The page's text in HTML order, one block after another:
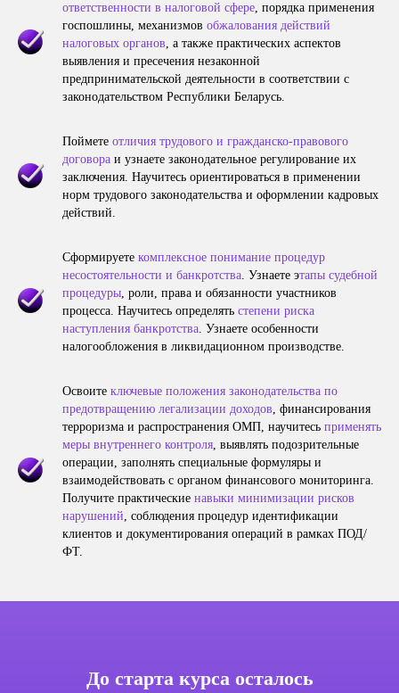
ответственности в налоговой сфере, порядка применения
госпошлины, механизмов обжалования действий
налоговых органов, а также практических аспектов
выявления и пресечения незаконной
предпринимательской деятельности в соответствии с
законодательством Республики Беларусь.
Поймете отличия трудового и гражданско-правового
договора и узнаете законодательное регулирование их
заключения. Научитесь ориентироваться в применении
норм трудового законодательства и оформлении кадровых
действий.
Сформируете комплексное понимание процедур
несостоятельности и банкротства. Узнаете этапы судебной
процедуры, роли, права и обязанности участников
процесса. Научитесь определять степени риска
наступления банкротства. Узнаете особенности
налогообложения в ликвидационном производстве.
Освоите ключевые положения законодательства по
предотвращению легализации доходов, финансирования
терроризма и распространения ОМП, научитесь применять
меры внутреннего контроля, выявлять подозрительные
операции, заполнять специальные формуляры и
взаимодействовать с органом финансового мониторинга.
Получите практические навыки минимизации рисков
нарушений, соблюдения процедур идентификации
клиентов и документирования операций в рамках ПОД/
ФТ.
До старта курса осталось